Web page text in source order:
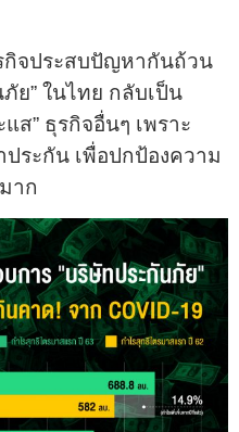
กิจประสบปัญหากันถ้วน
ย” ในไทย กลับเป็น
ส” ธุรกิจอื่นๆ เพราะ
ระกัน เพื่อปกป้องความ
าก